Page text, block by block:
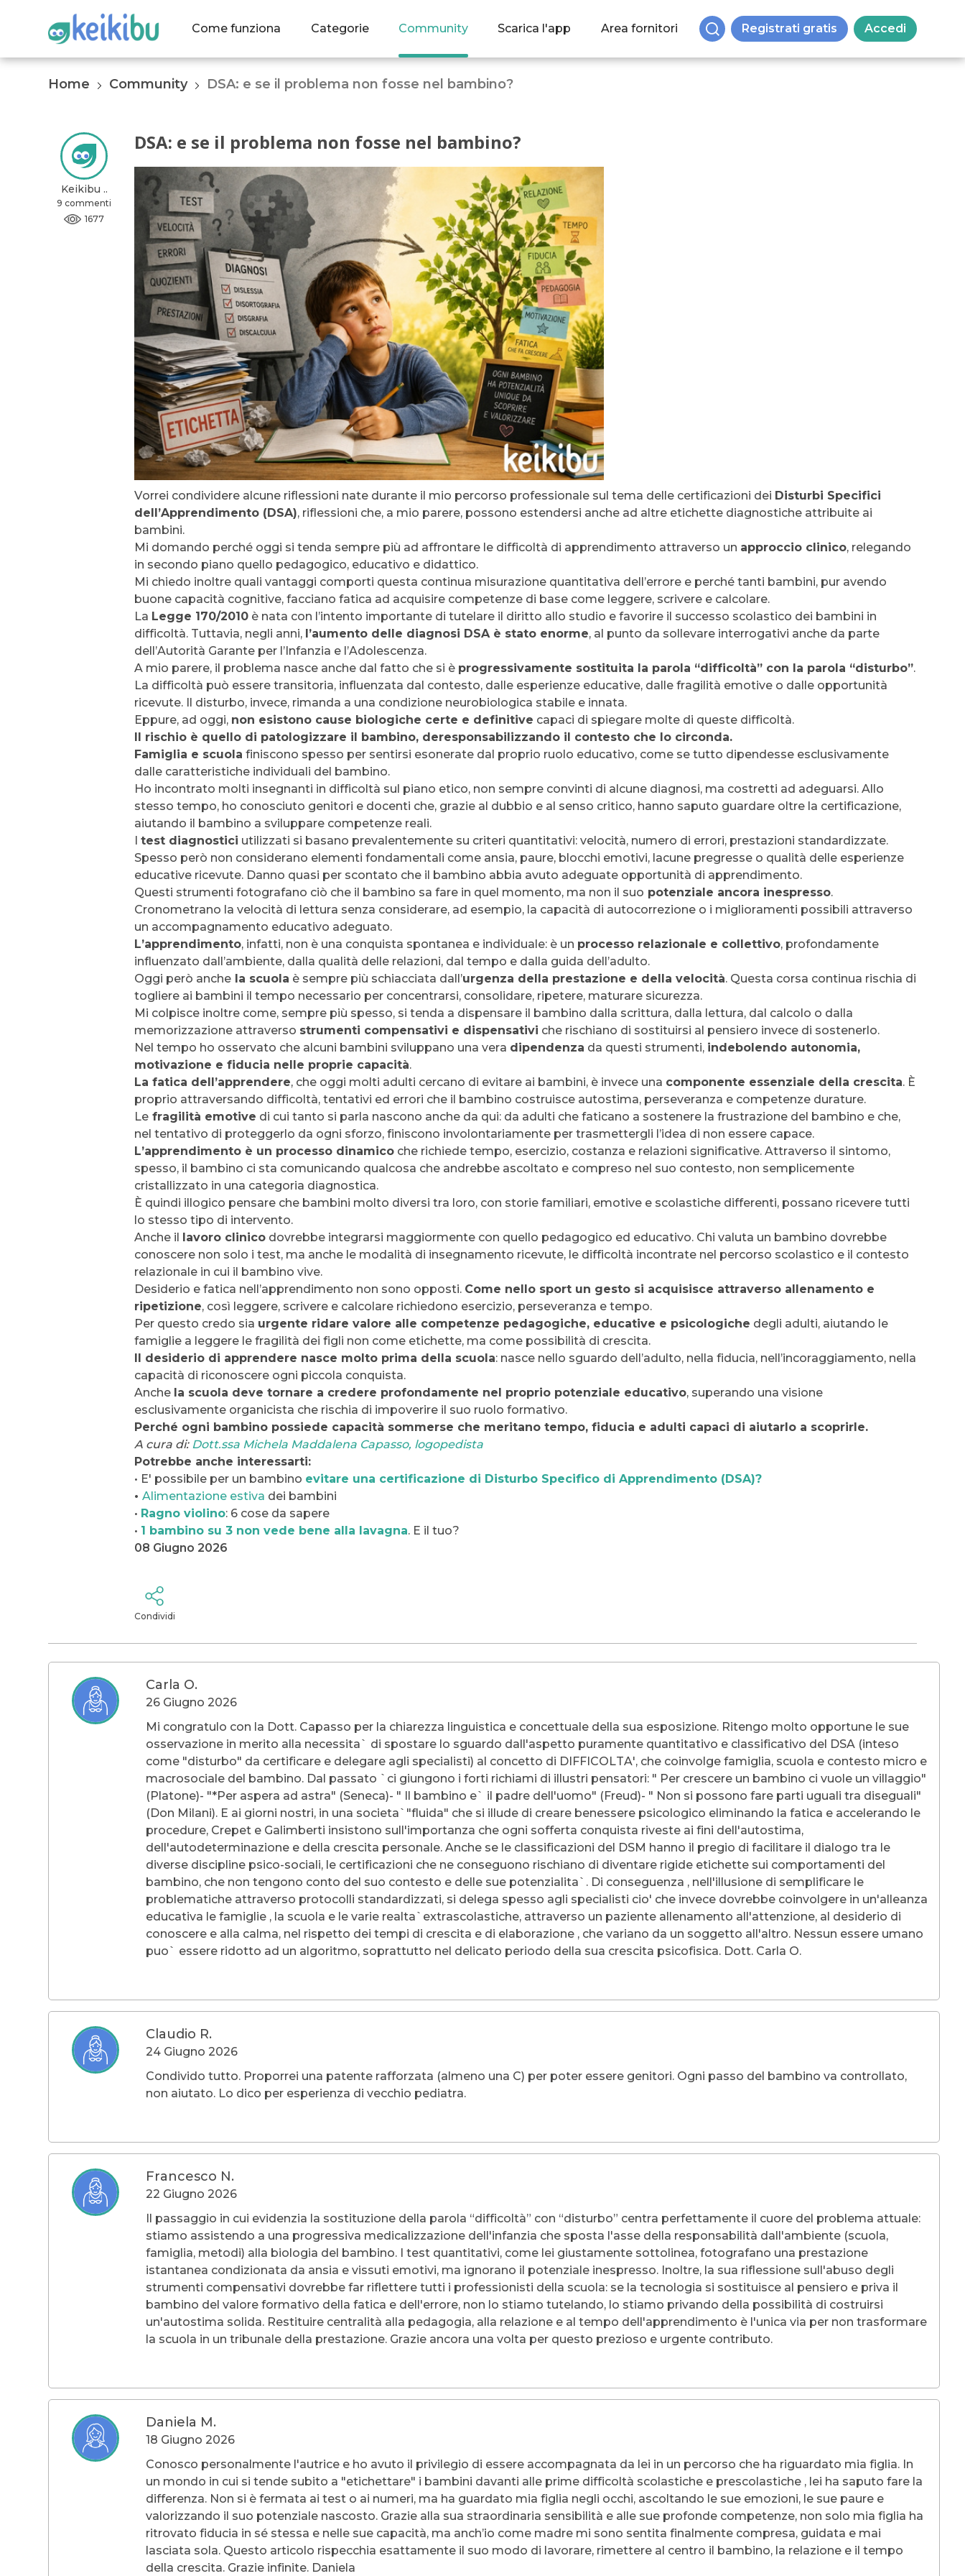
Come funziona Categorie Community Scarica l'app Area fornitori Registrati gratis Accedi
Home Community DSA: e se il problema non fosse nel bambino?
Keikibu ..
9 commenti
1677
DSA: e se il problema non fosse nel bambino?
Vorrei condividere alcune riflessioni nate durante il mio percorso professionale sul tema delle certificazioni dei Disturbi Specifici
dell’Apprendimento (DSA), riflessioni che, a mio parere, possono estendersi anche ad altre etichette diagnostiche attribuite ai
bambini.
Mi domando perché oggi si tenda sempre più ad affrontare le difficoltà di apprendimento attraverso un approccio clinico, relegando
in secondo piano quello pedagogico, educativo e didattico.
Mi chiedo inoltre quali vantaggi comporti questa continua misurazione quantitativa dell’errore e perché tanti bambini, pur avendo
buone capacità cognitive, facciano fatica ad acquisire competenze di base come leggere, scrivere e calcolare.
La Legge 170/2010 è nata con l’intento importante di tutelare il diritto allo studio e favorire il successo scolastico dei bambini in
difficoltà. Tuttavia, negli anni, l’aumento delle diagnosi DSA è stato enorme, al punto da sollevare interrogativi anche da parte
dell’Autorità Garante per l’Infanzia e l’Adolescenza.
A mio parere, il problema nasce anche dal fatto che si è progressivamente sostituita la parola “difficoltà” con la parola “disturbo”.
La difficoltà può essere transitoria, influenzata dal contesto, dalle esperienze educative, dalle fragilità emotive o dalle opportunità
ricevute. Il disturbo, invece, rimanda a una condizione neurobiologica stabile e innata.
Eppure, ad oggi, non esistono cause biologiche certe e definitive capaci di spiegare molte di queste difficoltà.
Il rischio è quello di patologizzare il bambino, deresponsabilizzando il contesto che lo circonda.
Famiglia e scuola finiscono spesso per sentirsi esonerate dal proprio ruolo educativo, come se tutto dipendesse esclusivamente
dalle caratteristiche individuali del bambino.
Ho incontrato molti insegnanti in difficoltà sul piano etico, non sempre convinti di alcune diagnosi, ma costretti ad adeguarsi. Allo
stesso tempo, ho conosciuto genitori e docenti che, grazie al dubbio e al senso critico, hanno saputo guardare oltre la certificazione,
aiutando il bambino a sviluppare competenze reali.
Itest diagnostici utilizzati si basano prevalentemente su criteri quantitativi: velocità, numero di errori, prestazioni standardizzate.
Spesso però non considerano elementi fondamentali come ansia, paure, blocchi emotivi, lacune pregresse o qualità delle esperienze
educative ricevute. Danno quasi per scontato che il bambino abbia avuto adeguate opportunità di apprendimento.
Questi strumenti fotografano ciò che il bambino sa fare in quel momento, ma non il suo potenziale ancora inespresso.
Cronometrano la velocità di lettura senza considerare, ad esempio, la capacità di autocorrezione o i miglioramenti possibili attraverso
un accompagnamento educativo adeguato.
L’apprendimento, infatti, non è una conquista spontanea e individuale: è un processo relazionale e collettivo, profondamente
influenzato dall’ambiente, dalla qualità delle relazioni, dal tempo e dalla guida dell’adulto.
Oggi però anche la scuola è sempre più schiacciata dall’urgenza della prestazione e della velocità. Questa corsa continua rischia di
togliere ai bambini il tempo necessario per concentrarsi, consolidare, ripetere, maturare sicurezza.
Mi colpisce inoltre come, sempre più spesso, si tenda a dispensare il bambino dalla scrittura, dalla lettura, dal calcolo o dalla
memorizzazione attraverso strumenti compensativi e dispensativi che rischiano di sostituirsi al pensiero invece di sostenerlo.
Nel tempo ho osservato che alcuni bambini sviluppano una vera dipendenza da questi strumenti, indebolendo autonomia,
motivazione e fiducia nelle proprie capacità.
La fatica dell’apprendere, che oggi molti adulti cercano di evitare ai bambini, è invece una componente essenziale della crescita. È
proprio attraversando difficoltà, tentativi ed errori che il bambino costruisce autostima, perseveranza e competenze durature.
Le fragilità emotive di cui tanto si parla nascono anche da qui: da adulti che faticano a sostenere la frustrazione del bambino e che,
nel tentativo di proteggerlo da ogni sforzo, finiscono involontariamente per trasmettergli l’idea di non essere capace.
L’apprendimento è un processo dinamico che richiede tempo, esercizio, costanza e relazioni significative. Attraverso il sintomo,
spesso, il bambino ci sta comunicando qualcosa che andrebbe ascoltato e compreso nel suo contesto, non semplicemente
cristallizzato in una categoria diagnostica.
È quindi illogico pensare che bambini molto diversi tra loro, con storie familiari, emotive e scolastiche differenti, possano ricevere tutti
lo stesso tipo di intervento.
Anche il lavoro clinico dovrebbe integrarsi maggiormente con quello pedagogico ed educativo. Chi valuta un bambino dovrebbe
conoscere non solo i test, ma anche le modalità di insegnamento ricevute, le difficoltà incontrate nel percorso scolastico e il contesto
relazionale in cui il bambino vive.
Desiderio e fatica nell’apprendimento non sono opposti. Come nello sport un gesto si acquisisce attraverso allenamento e
ripetizione, così leggere, scrivere e calcolare richiedono esercizio, perseveranza e tempo.
Per questo credo sia urgente ridare valore alle competenze pedagogiche, educative e psicologiche degli adulti, aiutando le
famiglie a leggere le fragilità dei figli non come etichette, ma come possibilità di crescita.
Il desiderio di apprendere nasce molto prima della scuola: nasce nello sguardo dell’adulto, nella fiducia, nell’incoraggiamento, nella
capacità di riconoscere ogni piccola conquista.
Anche la scuola deve tornare a credere profondamente nel proprio potenziale educativo, superando una visione
esclusivamente organicista che rischia di impoverire il suo ruolo formativo.
Perché ogni bambino possiede capacità sommerse che meritano tempo, fiducia e adulti capaci di aiutarlo a scoprirle.
A cura di: Dott.ssa Michela Maddalena Capasso, logopedista
Potrebbe anche interessarti:
• E' possibile per un bambino evitare una certificazione di Disturbo Specifico di Apprendimento (DSA)?
•Alimentazione estiva dei bambini
• Ragno violino: 6 cose da sapere
• 1 bambino su 3 non vede bene alla lavagna. E il tuo?
08 Giugno 2026
Condividi
Carla O.
26 Giugno 2026
Mi congratulo con la Dott. Capasso per la chiarezza linguistica e concettuale della sua esposizione. Ritengo molto opportune le sue
osservazione in merito alla necessita` di spostare lo sguardo dall'aspetto puramente quantitativo e classificativo del DSA (inteso
come "disturbo" da certificare e delegare agli specialisti) al concetto di DIFFICOLTA', che coinvolge famiglia, scuola e contesto micro e
macrosociale del bambino. Dal passato `ci giungono i forti richiami di illustri pensatori: " Per crescere un bambino ci vuole un villaggio"
(Platone)- "*Per aspera ad astra" (Seneca)- " Il bambino e` il padre dell'uomo" (Freud)- " Non si possono fare parti uguali tra diseguali"
(Don Milani). E ai giorni nostri, in una societa`"fluida" che si illude di creare benessere psicologico eliminando la fatica e accelerando le
procedure, Crepet e Galimberti insistono sull'importanza che ogni sofferta conquista riveste ai fini dell'autostima,
dell'autodeterminazione e della crescita personale. Anche se le classificazioni del DSM hanno il pregio di facilitare il dialogo tra le
diverse discipline psico-sociali, le certificazioni che ne conseguono rischiano di diventare rigide etichette sui comportamenti del
bambino, che non tengono conto del suo contesto e delle sue potenzialita`. Di conseguenza , nell'illusione di semplificare le
problematiche attraverso protocolli standardizzati, si delega spesso agli specialisti cio' che invece dovrebbe coinvolgere in un'alleanza
educativa le famiglie , la scuola e le varie realta`extrascolastiche, attraverso un paziente allenamento all'attenzione, al desiderio di
conoscere e alla calma, nel rispetto dei tempi di crescita e di elaborazione , che variano da un soggetto all'altro. Nessun essere umano
puo` essere ridotto ad un algoritmo, soprattutto nel delicato periodo della sua crescita psicofisica. Dott. Carla O.
Claudio R.
24 Giugno 2026
Condivido tutto. Proporrei una patente rafforzata (almeno una C) per poter essere genitori. Ogni passo del bambino va controllato,
non aiutato. Lo dico per esperienza di vecchio pediatra.
Francesco N.
22 Giugno 2026
Il passaggio in cui evidenzia la sostituzione della parola “difficoltà” con “disturbo” centra perfettamente il cuore del problema attuale:
stiamo assistendo a una progressiva medicalizzazione dell'infanzia che sposta l'asse della responsabilità dall'ambiente (scuola,
famiglia, metodi) alla biologia del bambino. I test quantitativi, come lei giustamente sottolinea, fotografano una prestazione
istantanea condizionata da ansia e vissuti emotivi, ma ignorano il potenziale inespresso. Inoltre, la sua riflessione sull'abuso degli
strumenti compensativi dovrebbe far riflettere tutti i professionisti della scuola: se la tecnologia si sostituisce al pensiero e priva il
bambino del valore formativo della fatica e dell'errore, non lo stiamo tutelando, lo stiamo privando della possibilità di costruirsi
un'autostima solida. Restituire centralità alla pedagogia, alla relazione e al tempo dell'apprendimento è l'unica via per non trasformare
la scuola in un tribunale della prestazione. Grazie ancora una volta per questo prezioso e urgente contributo.
Daniela M.
18 Giugno 2026
Conosco personalmente l'autrice e ho avuto il privilegio di essere accompagnata da lei in un percorso che ha riguardato mia figlia. In
un mondo in cui si tende subito a "etichettare" i bambini davanti alle prime difficoltà scolastiche e prescolastiche , lei ha saputo fare la
differenza. Non si è fermata ai test o ai numeri, ma ha guardato mia figlia negli occhi, ascoltando le sue emozioni, le sue paure e
valorizzando il suo potenziale nascosto. Grazie alla sua straordinaria sensibilità e alle sue profonde competenze, non solo mia figlia ha
ritrovato fiducia in sé stessa e nelle sue capacità, ma anch’io come madre mi sono sentita finalmente compresa, guidata e mai
lasciata sola. Questo articolo rispecchia esattamente il suo modo di lavorare, rimettere al centro il bambino, la relazione e il tempo
della crescita. Grazie infinite. Daniela